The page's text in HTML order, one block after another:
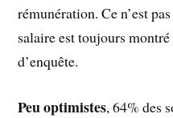
rémunération. Ce n’est
salaire est toujours
d’enquête.
Peu optimistes, 64% des